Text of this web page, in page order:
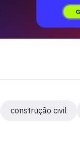
construção civil